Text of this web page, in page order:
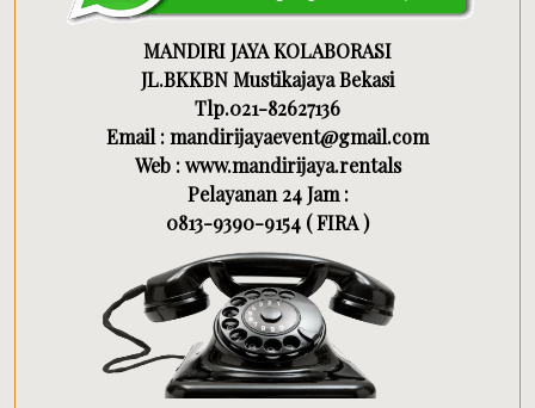
MANDIRI JAYA KOLABORASI
JL.BKKBN Mustikajaya Bekasi
Tlp.021-82627136
Email : mandirijayaevent@gmail.com
Web : www.mandirijaya.rentals
Pelayanan 24 Jam :
0813-9390-9154 ( FIRA )